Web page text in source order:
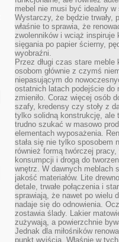
mebel nie musi być idealny
Wystarczy, że będzie trwały,
właśnie to sprawia, że
zwolenników i wciąż inspiruje
sięgania po papier ścierny,
wyobraźni.
Przez długi czas stare meble
osobom głównie z czymś
niepasującym do
ostatnich latach podejście do
zmieniło. Coraz więcej osób
szafy, kredensy czy stoły z
tylko solidną konstrukcję, ale
trudno szukać w masowo
elementach wyposażenia.
stała się nie tylko sposobem
również formą twórczej
konsumpcji i drogą do
wnętrz. W dawnych meblach
jakość materiałów. Lite
detale, trwałe połączenia i
sprawiają, że nawet po wielu
nadaje się do odnowienia.
zostawia ślady. Lakier
zużywają, a powierzchnie
Jednak dla miłośników
punkt wyjścia. Właśnie w